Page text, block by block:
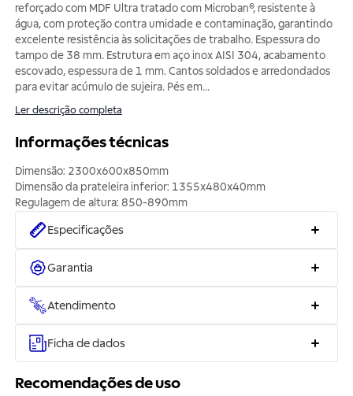
reforçado com MDF Ultra tratado com Microban®, resistente à
água, com proteção contra umidade e contaminação, garantindo
excelente resistência às solicitações de trabalho. Espessura do
tampo de 38 mm. Estrutura em aço inox AISI 304, acabamento
escovado, espessura de 1 mm. Cantos soldados e arredondados
para evitar acúmulo de sujeira. Pés em...
Ler descrição completa
Informações técnicas
Dimensão: 2300x600x850mm
Dimensão da prateleira inferior: 1355x480x40mm
Regulagem de altura: 850-890mm
Especificações
Garantia
Atendimento
Ficha de dados
Recomendações de uso